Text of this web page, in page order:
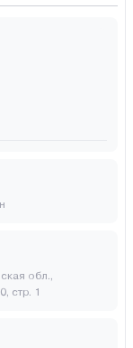
обл.,
стр. 1